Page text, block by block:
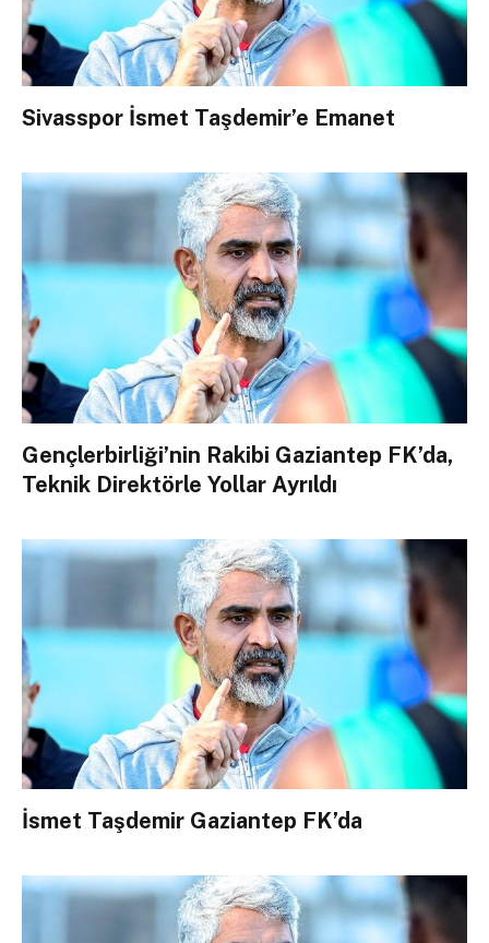
Sivasspor İsmet Taşdemir’e Emanet
Gençlerbirliği’nin Rakibi Gaziantep FK’da,
Teknik Direktörle Yollar Ayrıldı
İsmet Taşdemir Gaziantep FK’da